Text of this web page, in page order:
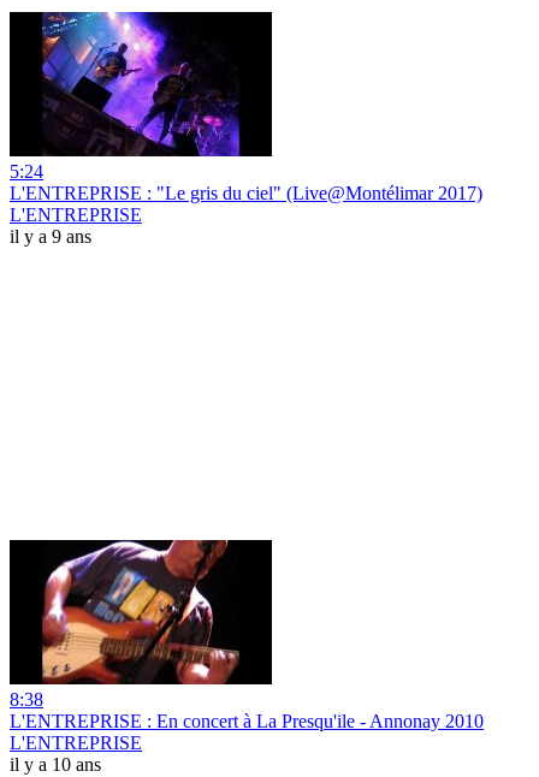
5:24
L'ENTREPRISE : "Le gris du ciel" (Live@Montélimar 2017)
L'ENTREPRISE
il y a 9 ans
8:38
L'ENTREPRISE : En concert à La Presqu'ile - Annonay 2010
L'ENTREPRISE
il y a 10 ans